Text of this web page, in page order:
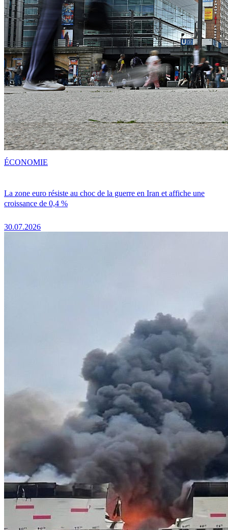
La zone euro résiste au choc de la guerre en Iran et affiche une
croissance de 0,4 %
30.07.2026
ÉCONOMIE